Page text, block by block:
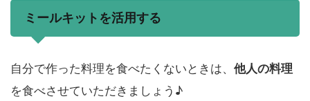
ミールキットを活用する
自分で作った料理を食べたくないときは、 他人の料理
を食べさせていただきましょう♪